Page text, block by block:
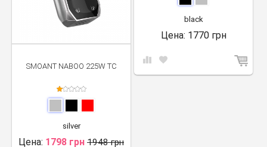
black
Цена: 1770 грн
SMOANT NABOO 225W TC
silver
Цена: 1798 грн 1948 грн